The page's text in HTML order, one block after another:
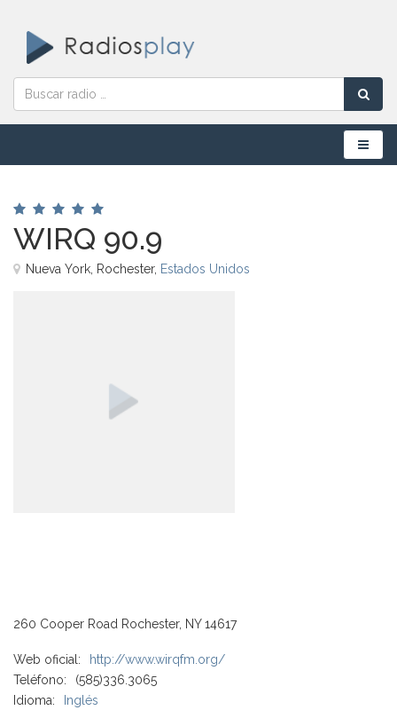
Menú
WIRQ 90.9
Nueva York, Rochester, Estados Unidos
260 Cooper Road Rochester, NY 14617
Web oficial:
http://www.wirqfm.org/
Teléfono:
(585)336.3065
Idioma:
Inglés